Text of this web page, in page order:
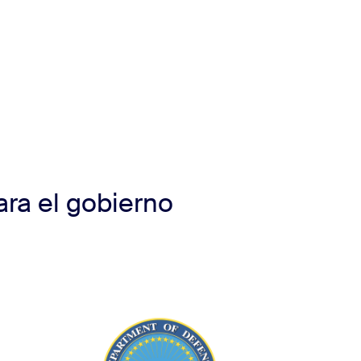
el gobierno